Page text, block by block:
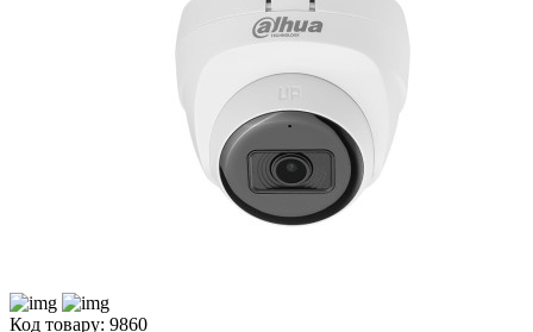
Код товару: 9860